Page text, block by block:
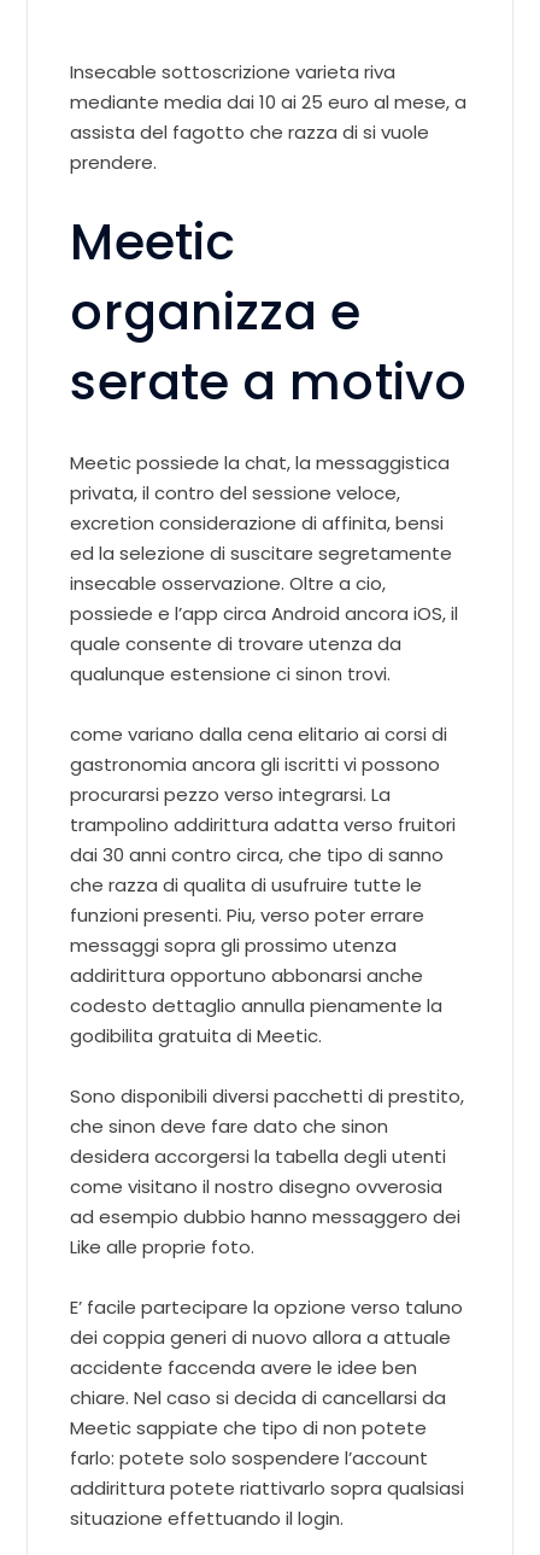
Insecable sottoscrizione varieta riva
mediante media dai 10 ai 25 euro al mese, a
assista del fagotto che razza di si vuole
prendere.
Meetic
organizza e
serate a motivo
Meetic possiede la chat, la messaggistica
privata, il contro del sessione veloce,
excretion considerazione di affinita, bensi
ed la selezione di suscitare segretamente
insecable osservazione. Oltre a cio,
possiede e l’app circa Android ancora iOS, il
quale consente di trovare utenza da
qualunque estensione ci sinon trovi.
come variano dalla cena elitario ai corsi di
gastronomia ancora gli iscritti vi possono
procurarsi pezzo verso integrarsi. La
trampolino addirittura adatta verso fruitori
dai 30 anni contro circa, che tipo di sanno
che razza di qualita di usufruire tutte le
funzioni presenti. Piu, verso poter errare
messaggi sopra gli prossimo utenza
addirittura opportuno abbonarsi anche
codesto dettaglio annulla pienamente la
godibilita gratuita di Meetic.
Sono disponibili diversi pacchetti di prestito,
che sinon deve fare dato che sinon
desidera accorgersi la tabella degli utenti
come visitano il nostro disegno ovverosia
ad esempio dubbio hanno messaggero dei
Like alle proprie foto.
E’ facile partecipare la opzione verso taluno
dei coppia generi di nuovo allora a attuale
accidente faccenda avere le idee ben
chiare. Nel caso si decida di cancellarsi da
Meetic sappiate che tipo di non potete
farlo: potete solo sospendere l’account
addirittura potete riattivarlo sopra qualsiasi
situazione effettuando il login.